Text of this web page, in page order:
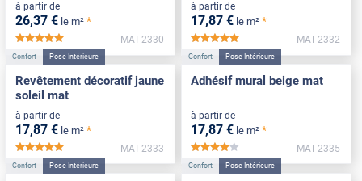
à partir de
26,37 € le m² *
MAT-2330
à partir de
17,87 € le m² *
MAT-2332
Confort Pose Intérieure
Revêtement décoratif jaune
soleil mat
à partir de
17,87 € le m² *
*****
MAT-2333
Confort Pose Intérieure
Adhésif mural beige mat
à partir de
17,87 € le m² *
*****
MAT-2335
Confort Pose Intérieure Confort Pose Intérieure